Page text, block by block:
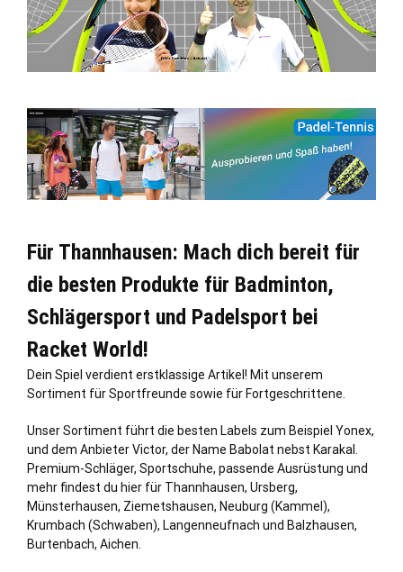
Für Thannhausen: Mach dich bereit für
die besten Produkte für Badminton,
Schlägersport und Padelsport bei
Racket World!
Dein Spiel verdient erstklassige Artikel! Mit unserem
Sortiment für Sportfreunde sowie für Fortgeschrittene.
Unser Sortiment führt die besten Labels zum Beispiel Yonex,
und dem Anbieter Victor, der Name Babolat nebst Karakal.
Premium-Schläger, Sportschuhe, passende Ausrüstung und
mehr findest du hier für Thannhausen, Ursberg,
Münsterhausen, Ziemetshausen, Neuburg (Kammel),
Krumbach (Schwaben), Langenneufnach und Balzhausen,
Burtenbach, Aichen.